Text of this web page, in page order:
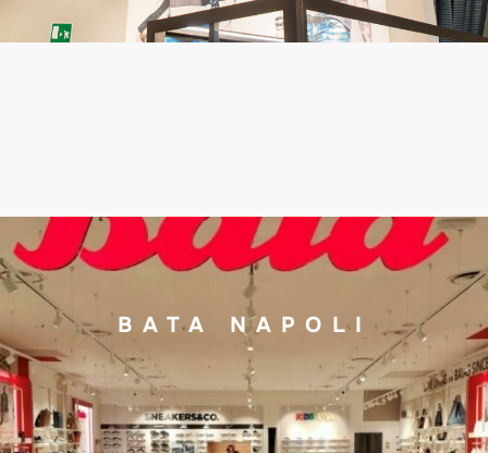
BATA NAPOLI